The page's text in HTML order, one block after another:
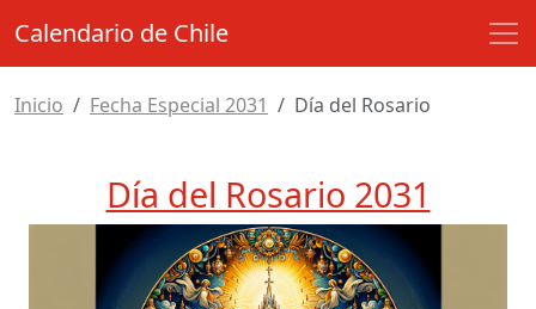
Calendario de Chile
Inicio Fecha Especial 2031 Día del Rosario
Día del Rosario 2031